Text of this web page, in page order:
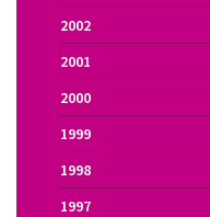
2002
2001
2000
1999
1998
1997